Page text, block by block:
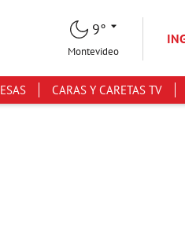
9°
Montevideo
CARAS Y CARETAS TV